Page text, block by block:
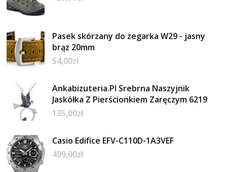
Pasek skórzany do zegarka W29 - jasny
brąz 20mm
54,00zł
Ankabizuteria.Pl Srebrna Naszyjnik
Jaskółka Z Pierścionkiem Zaręczym 6219
135,00zł
Casio Edifice EFV-C110D-1A3VEF
499,00zł